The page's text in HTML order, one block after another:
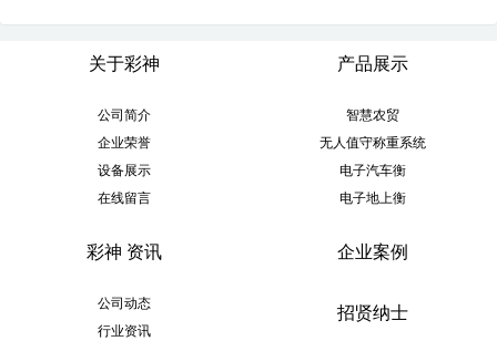
关于彩神
公司简介
企业荣誉
设备展示
在线留言
产品展示
智慧农贸
无人值守称重系统
电子汽车衡
电子地上衡
彩神 资讯
公司动态
行业资讯
企业案例
招贤纳士